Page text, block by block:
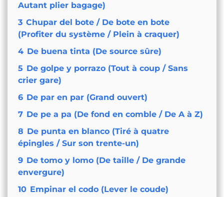
Autant plier bagage)
3 Chupar del bote / De bote en bote
(Profiter du système / Plein à craquer)
4 De buena tinta (De source sûre)
5 De golpe y porrazo (Tout à coup / Sans
crier gare)
6 De par en par (Grand ouvert)
7 De pe a pa (De fond en comble / De A à Z)
8 De punta en blanco (Tiré à quatre
épingles / Sur son trente-un)
9 De tomo y lomo (De taille / De grande
envergure)
10 Empinar el codo (Lever le coude)